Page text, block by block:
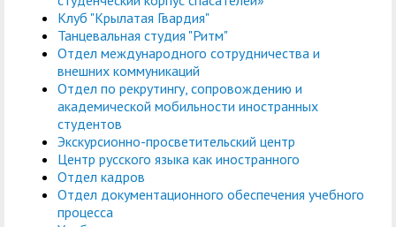
Клуб "Крылатая Гвардия"
Танцевальная студия "Ритм"
Отдел международного сотрудничества и
внешних коммуникаций
Отдел по рекрутингу, сопровождению и
академической мобильности иностранных
студентов
Экскурсионно-просветительский центр
Центр русского языка как иностранного
Отдел кадров
Отдел документационного обеспечения учебного
процесса